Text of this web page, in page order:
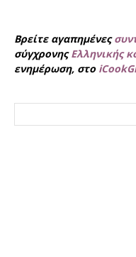
Βρείτε αγαπημένες
σύγχρονηςΕλληνικής
ενημέρωση, στο